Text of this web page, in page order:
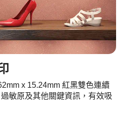
x 15.24mm 紅黑雙色連續
敏原及其他關鍵資訊，有效吸